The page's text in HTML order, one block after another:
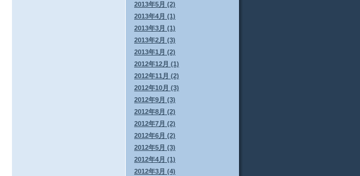
2013年5月 (2)
2013年4月 (1)
2013年3月 (1)
2013年2月 (3)
2013年1月 (2)
2012年12月 (1)
2012年11月 (2)
2012年10月 (3)
2012年9月 (3)
2012年8月 (2)
2012年7月 (2)
2012年6月 (2)
2012年5月 (3)
2012年4月 (1)
2012年3月 (4)